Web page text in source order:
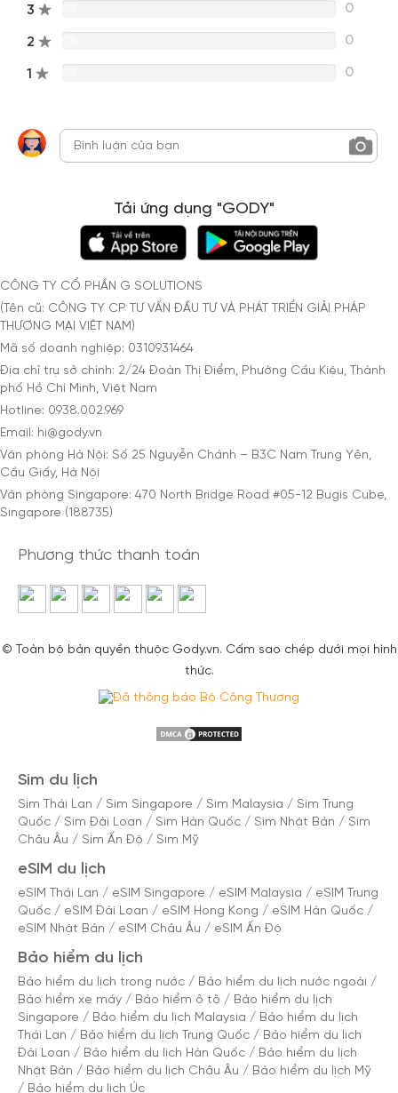
3 0
2 0
1 0
Tải ứng dụng "GODY"
CÔNG TY CỔ PHẦN G SOLUTIONS
(Tên cũ: CÔNG TY CP TƯ VẤN ĐẦU TƯ VÀ PHÁT TRIỂN GIẢI PHÁP
THƯƠNG MẠI VIỆT NAM)
Mã số doanh nghiệp: 0310931464
Địa chỉ trụ sở chính: 2/24 Đoàn Thị Điểm, Phường Cầu Kiệu, Thành
phố Hồ Chí Minh, Việt Nam
Hotline: 0938.002.969
Email: hi@gody.vn
Văn phòng Hà Nội: Số 25 Nguyễn Chánh – B3C Nam Trung Yên,
Cầu Giấy, Hà Nội
Văn phòng Singapore: 470 North Bridge Road #05-12 Bugis Cube,
Singapore (188735)
Phương thức thanh toán
© Toàn bộ bản quyền thuộc Gody.vn. Cấm sao chép dưới mọi hình
thức.
Sim du lịch
Sim Thái Lan / Sim Singapore / Sim Malaysia / Sim Trung
Quốc / Sim Đài Loan / Sim Hàn Quốc / Sim Nhật Bản / Sim
Châu Âu / Sim Ấn Độ / Sim Mỹ
eSIM du lịch
eSIM Thái Lan / eSIM Singapore / eSIM Malaysia / eSIM Trung
Quốc / eSIM Đài Loan / eSIM Hong Kong / eSIM Hàn Quốc /
eSIM Nhật Bản / eSIM Châu Âu / eSIM Ấn Độ
Bảo hiểm du lịch
Bảo hiểm du lịch trong nước / Bảo hiểm du lịch nước ngoài /
Bảo hiểm xe máy / Bảo hiểm ô tô / Bảo hiểm du lịch
Singapore / Bảo hiểm du lịch Malaysia / Bảo hiểm du lịch
Thái Lan / Bảo hiểm du lịch Trung Quốc / Bảo hiểm du lịch
Đài Loan / Bảo hiểm du lịch Hàn Quốc / Bảo hiểm du lịch
Nhật Bản / Bảo hiểm du lịch Châu Âu / Bảo hiểm du lịch Mỹ
/ Bảo hiểm du lịch Úc